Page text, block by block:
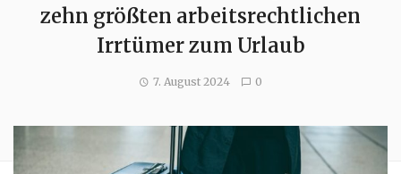
zehn größten arbeitsrechtlichen
Irrtümer zum Urlaub
7. August 2024 0